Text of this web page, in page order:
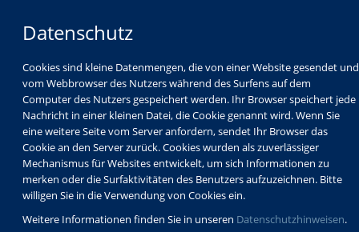
Datenschutz
Cookies sind kleine Datenmengen, die von einer Website gesendet und
vom Webbrowser des Nutzers während des Surfens auf dem
Computer des Nutzers gespeichert werden. Ihr Browser speichert jede
Nachricht in einer kleinen Datei, die Cookie genannt wird. Wenn Sie
eine weitere Seite vom Server anfordern, sendet Ihr Browser das
Cookie an den Server zurück. Cookies wurden als zuverlässiger
Mechanismus für Websites entwickelt, um sich Informationen zu
merken oder die Surfaktivitäten des Benutzers aufzuzeichnen. Bitte
willigen Sie in die Verwendung von Cookies ein.
Weitere Informationen finden Sie in unseren Datenschutzhinweisen.
Programm
Schulabschlüsse
Schulkindbetreuung
Service